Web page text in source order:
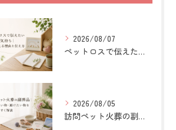
2026/08/07
ペットロスで伝えたい感謝の気持ち｜心を支える理由と伝え方
2026/08/05
訪問ペット火葬の副葬品｜入れてよい物・避けたい物を分かりやすく解説